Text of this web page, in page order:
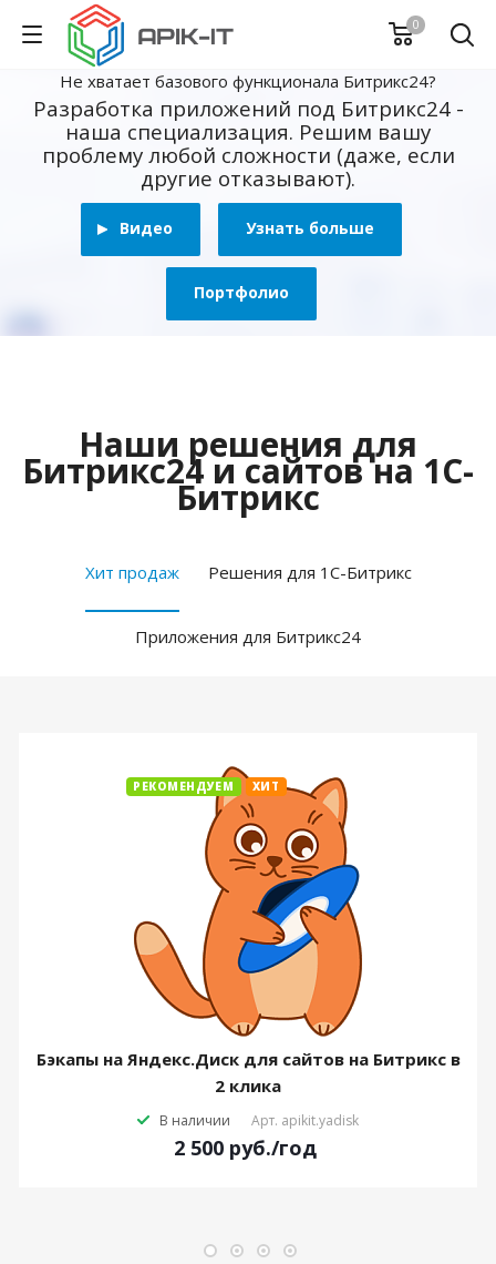
0
Не хватает базового функционала Битрикс24?
Разработка приложений под Битрикс24 -
наша специализация. Решим вашу
проблему любой сложности (даже, если
другие отказывают).
Видео Узнать больше
Портфолио
Наши решения для
Битрикс24 и сайтов на 1С-
Битрикс
Хит продаж Решения для 1С-Битрикс
Приложения для Битрикс24
РЕКОМЕНДУЕМ ХИТ
Бэкапы на Яндекс.Диск для сайтов на Битрикс в
2 клика
В наличии Арт. apikit.yadisk
2 500 руб./год